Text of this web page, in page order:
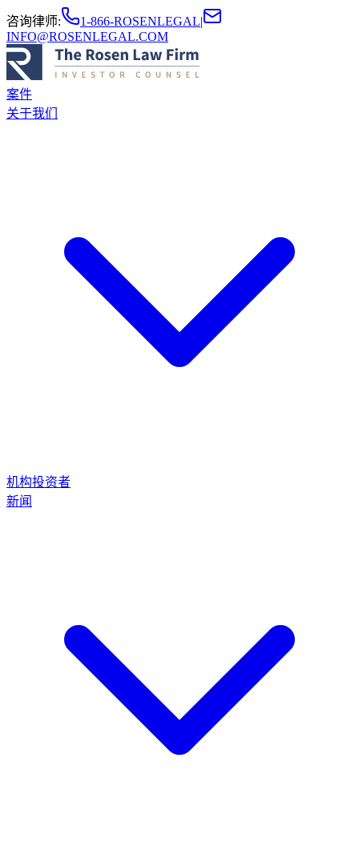
咨询律师: 1-866-ROSENLEGAL|
INFO@ROSENLEGAL.COM
案件
关于我们
机构投资者
新闻